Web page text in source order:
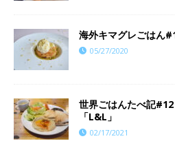
海外キマグレごはん
05/27/2020
世界ごはんたべ記
「L&L」
02/17/2021